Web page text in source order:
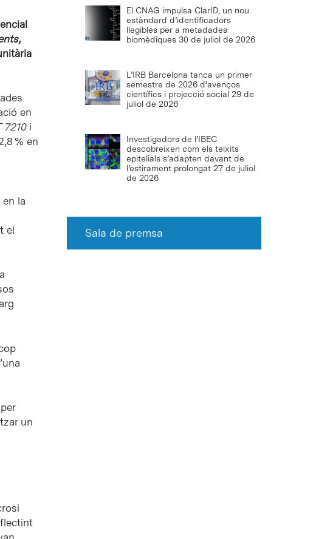
,
en
7210i
% en
la
el
un
El CNAG impulsa ClarID, un nou
estàndard d’identificadors
llegibles per a metadades
biomèdiques 30 de juliol de 2026
L’IRB Barcelona tanca un primer
semestre de 2026 d’avenços
científics i projecció social 29 de
juliol de 2026
Investigadors de l’IBEC
descobreixen com els teixits
epitelials s’adapten davant de
l’estirament prolongat 27 de juliol
de 2026
Sala de premsa